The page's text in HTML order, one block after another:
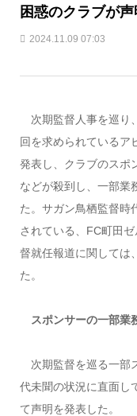
困惑のクラブが
2024.11.09 07:03
次期監督人事を巡り
回を求められているア
発表し、クラブのスポ
などが殺到し、一部業
た。サガン鳥栖監督時
されている、FC町田
督就任報道に関しては
た。
スポンサーの一部業
次期監督を巡る一部
代未聞の状況に直面し
て声明を発表した。